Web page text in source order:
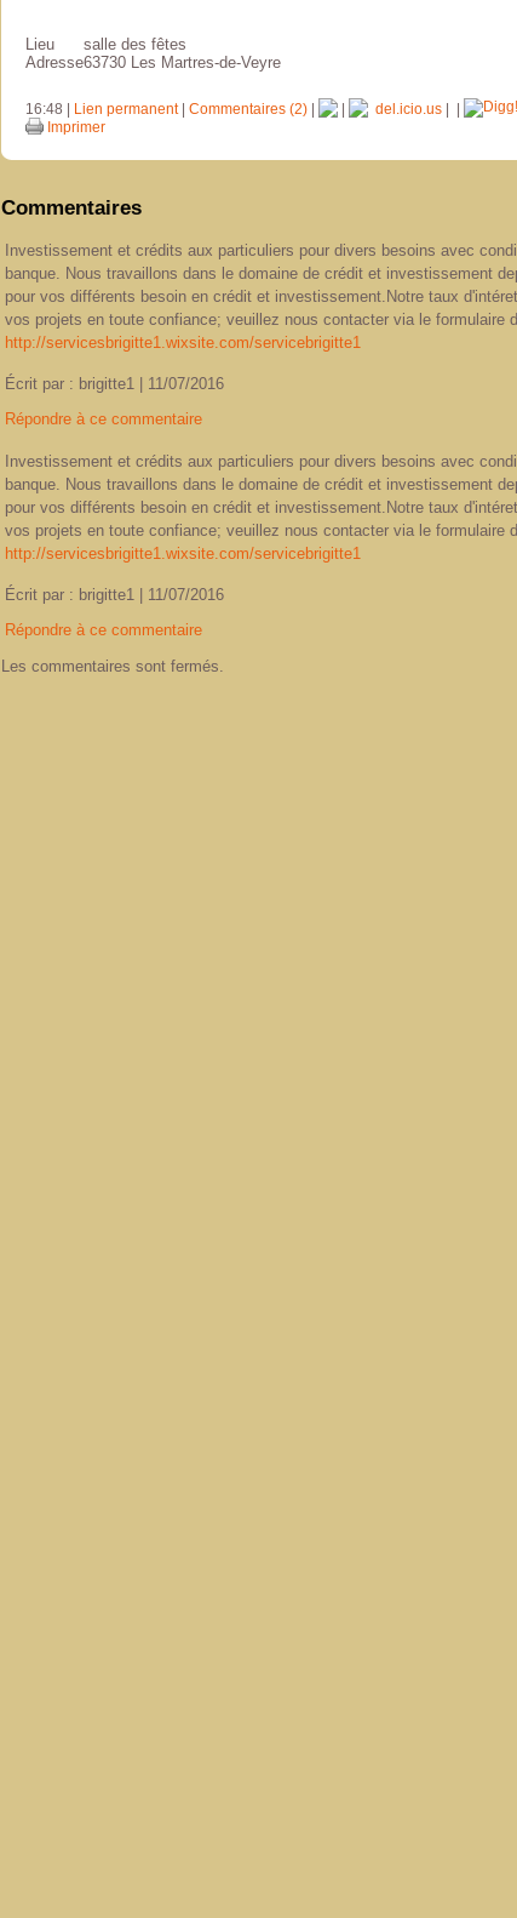
Lieu
salle des fêtes
Adresse63730 Les Martres-de-Veyre
16:48 | Lien permanent| Commentaires (2) del.icio.us
Imprimer
Commentaires
Investissement et crédits aux particuliers pour divers besoins avec
banque. Nous travaillons dans le domaine de crédit et investissement
pour vos différents besoin en crédit et investissement.Notre taux
vos projets en toute confiance; veuillez nous contacter via le formulaire
http://servicesbrigitte1.wixsite.com/servicebrigitte1
Écrit par : brigitte1 | 11/07/2016
Répondre à ce commentaire
Investissement et crédits aux particuliers pour divers besoins avec
banque. Nous travaillons dans le domaine de crédit et investissement
pour vos différents besoin en crédit et investissement.Notre taux
vos projets en toute confiance; veuillez nous contacter via le formulaire
http://servicesbrigitte1.wixsite.com/servicebrigitte1
Écrit par : brigitte1 | 11/07/2016
Répondre à ce commentaire
Les commentaires sont fermés.